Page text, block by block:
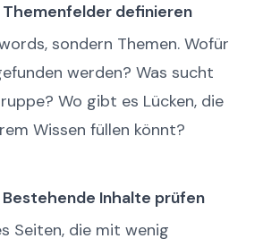
definieren
sondern Themen. Wofür
werden? Was sucht
Wo gibt es Lücken, die
Wissen füllen könnt?
Inhalte prüfen
Seiten, die mit wenig